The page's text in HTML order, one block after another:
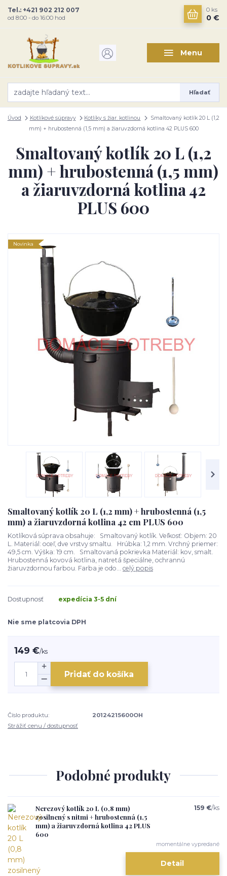
Menu
Hľadať
Tel.: +421 902 212 007
od 8:00 - do 16:00 hod
0 ks
0 €
Úvod Kotlíkové súpravy Kotlíky s žiar. kotlinou
Smaltovaný kotlík 20 L (1,2
mm) + hrubostenná (1,5 mm) a žiaruvzdorná kotlina 42 PLUS 600
Smaltovaný kotlík 20 L (1,2
mm) + hrubostenná (1,5 mm)
a žiaruvzdorná kotlina 42
PLUS 600
Novinka
Smaltovaný kotlík 20 L (1,2 mm) + hrubostenná (1,5
mm) a žiaruvzdorná kotlina 42 cm PLUS 600
Kotlíková súprava obsahuje: Smaltovaný kotlík. Veľkosť: Objem: 20
L. Materiál: oceľ, dve vrstvy smaltu. Hrúbka: 1,2 mm. Vrchný priemer:
49,5 cm. Výška: 19 cm. Smaltovaná pokrievka Materiál: kov, smalt.
Hrubostenná kovová kotlina, natretá špeciálne, ochrannú
žiaruvzdornou farbou. Farba je odo... celý popis
Dostupnosť expedícia 3-5 dní
Nie sme platcovia DPH
149 €/ks
Pridať do košíka
Číslo produktu:
20124215600OH
Strážiť cenu / dostupnosť
Podobné produkty
Nerezový kotlík 20 L (0,8 mm)
zosilnený s nitmi + hrubostenná (1,5
mm) a žiaruvzdorná kotlina 42 PLUS
600
159 €/ks
momentálne vypredané
Detail